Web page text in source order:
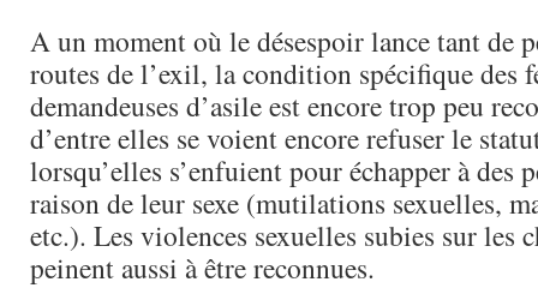
A un moment où le désespoir lance tant de
routes de l’exil, la condition spécifique des
demandeuses d’asile est encore trop peu
d’entre elles se voient encore refuser le
lorsqu’elles s’enfuient pour échapper à des
raison de leur sexe (mutilations sexuelles,
etc.). Les violences sexuelles subies sur les
peinent aussi à être reconnues.